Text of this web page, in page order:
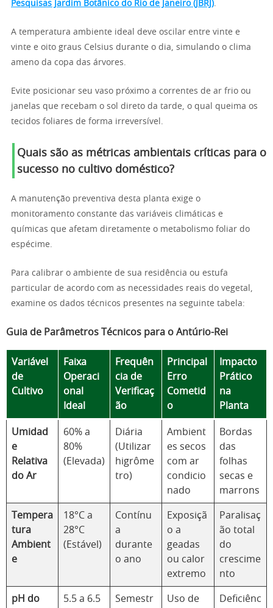
Pesquisas Jardim Botânico do Rio de Janeiro (JBRJ).
A temperatura ambiente ideal deve oscilar entre vinte e
vinte e oito graus Celsius durante o dia, simulando o clima
ameno da copa das árvores.
Evite posicionar seu vaso próximo a correntes de ar frio ou
janelas que recebam o sol direto da tarde, o qual queima os
tecidos foliares de forma irreversível.
Quais são as métricas ambientais críticas para o
sucesso no cultivo doméstico?
A manutenção preventiva desta planta exige o
monitoramento constante das variáveis climáticas e
químicas que afetam diretamente o metabolismo foliar do
espécime.
Para calibrar o ambiente de sua residência ou estufa
particular de acordo com as necessidades reais do vegetal,
examine os dados técnicos presentes na seguinte tabela:
Guia de Parâmetros Técnicos para o Antúrio-Rei
Variável
de
Cultivo
Faixa
Operaci
onal
Ideal
Frequên
cia de
Verificaç
ão
Principal
Erro
Cometid
o
Impacto
Prático
na
Planta
Umidad
e
Relativa
do Ar
60% a
80%
(Elevada)
Diária
(Utilizar
higrôme
tro)
Ambient
es secos
com ar
condicio
nado
Bordas
das
folhas
secas e
marrons
Tempera
tura
Ambient
e
18°C a
28°C
(Estável)
Contínu
a
durante
o ano
Exposiçã
o a
geadas
ou calor
extremo
Paralisaç
ão total
do
crescime
nto
pH do
5.5 a 6.5
Semestr
Uso de
Deficiênc